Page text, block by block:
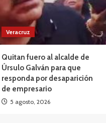
Veracruz
Quitan fuero al alcalde de
Úrsulo Galván para que
responda por desaparición
de empresario
5 agosto, 2026